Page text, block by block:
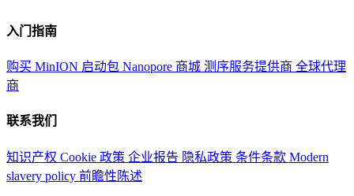
入门指南
购买 MinION 启动包 Nanopore 商城 测序服务提供商 全球代理
商
联系我们
知识产权 Cookie 政策 企业报告 隐私政策 条件条款 Modern
slavery policy 前瞻性陈述